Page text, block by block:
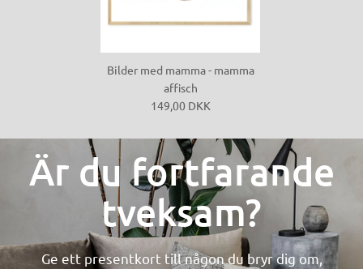
Bilder med mamma - mamma
affisch
149,00 DKK
Är du fortfarande
tveksam?
Ge ett presentkort till någon du bryr dig om,